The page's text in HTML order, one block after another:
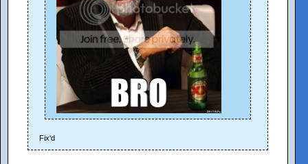
Fix'd